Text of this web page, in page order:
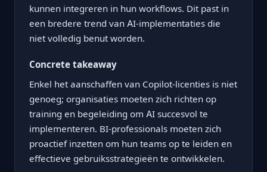
kunnen integreren in hun workflows. Dit past in
een bredere trend van AI-implementaties die
niet volledig benut worden.
Concrete takeaway
Enkel het aanschaffen van Copilot-licenties is niet
genoeg; organisaties moeten zich richten op
training en begeleiding om AI succesvol te
implementeren. BI-professionals moeten zich
proactief inzetten om hun teams op te leiden en
effectieve gebruiksstrategieën te ontwikkelen.